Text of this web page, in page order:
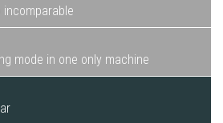
incomparable
mode in one only machine